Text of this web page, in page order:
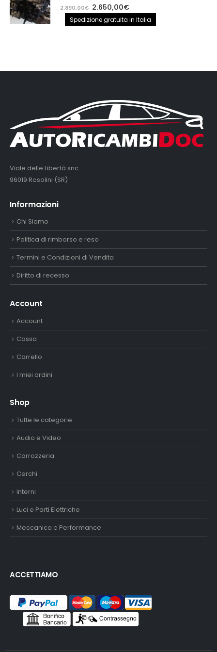
out of 5
2.890,00€ Il
prezzo
originale
2.650,00€Il
prezzo
attuale
Spedizione gratuita in Italia
Viale delle Libertà snc
96019 Rosolini (SR)
Informazioni
Chi Siamo
Politica di rimborso e reso
Termini e Condizioni di Vendita
Diritto di recesso
Account
Account
Cassa
Carrello
I miei ordini
Shop
Tutte le categorie
Audio e Video
Carrozzeria
Cerchi
Interni
Luci e Parti Elettriche
Meccanica e Performance
ACCETTIAMO